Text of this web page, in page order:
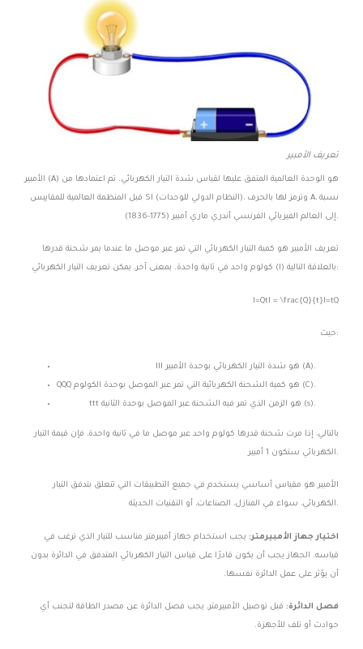
تعريف الأمبير
الأمبير (A) هو الوحدة العالمية المتفق عليها لقياس شدة التيار الكهربائي. تم اعتمادها من
قبل المنظمة العالمية للمقاييس SI (النظام الدولي للوحدات)، وترمز لها بالحرف A، نسبة
إلى العالم الفيزيائي الفرنسي أندري ماري أمبير (1775-1836).
تعريف الأمبير هو كمية التيار الكهربائي التي تمر عبر موصل ما عندما يمر شحنة قدرها
كولوم واحد في ثانية واحدة. بمعنى آخر، يمكن تعريف التيار الكهربائي (I) بالعلاقة التالية:
I=QtI = \frac{Q}{t}I=tQ
حيث:
III هو شدة التيار الكهربائي بوحدة الأمبير (A).
QQQ هو كمية الشحنة الكهربائية التي تمر عبر الموصل بوحدة الكولوم (C).
ttt هو الزمن الذي تمر فيه الشحنة عبر الموصل بوحدة الثانية (s).
بالتالي، إذا مرت شحنة قدرها كولوم واحد عبر موصل ما في ثانية واحدة، فإن قيمة التيار
الكهربائي ستكون 1 أمبير.
الأمبير هو مقياس أساسي يستخدم في جميع التطبيقات التي تتعلق بتدفق التيار
الكهربائي، سواء في المنازل، الصناعات، أو التقنيات الحديثة.
اختيار جهاز الأمبيرمتر: يجب استخدام جهاز أمبيرمتر مناسب للتيار الذي ترغب في
قياسه. الجهاز يجب أن يكون قادرًا على قياس التيار الكهربائي المتدفق في الدائرة بدون
أن يؤثر على عمل الدائرة نفسها.
فصل الدائرة: قبل توصيل الأمبيرمتر، يجب فصل الدائرة عن مصدر الطاقة لتجنب أي
حوادث أو تلف للأجهزة.